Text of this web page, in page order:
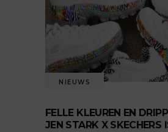
NIEUWS
FELLE KLEUREN EN
JEN STARK X SKECHERS